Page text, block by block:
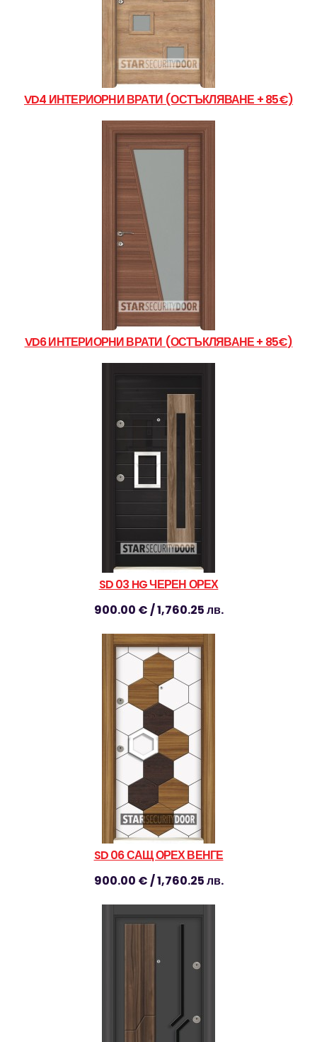
VD4 ИНТЕРИОРНИ ВРАТИ (ОСТЪКЛЯВАНЕ + 85€)
VD6 ИНТЕРИОРНИ ВРАТИ (ОСТЪКЛЯВАНЕ + 85€)
SD 03 HG ЧЕРЕН ОРЕХ
900.00 € / 1,760.25 лв.
SD 06 САЩ ОРЕХ ВЕНГЕ
900.00 € / 1,760.25 лв.